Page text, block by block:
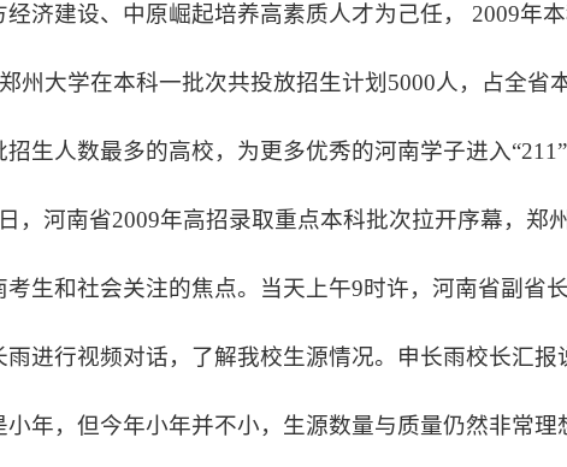
经济建设、中原崛起培养高素质人才为己任， 2009年
州大学在本科一批次共投放招生计划5000人，占全省
招生人数最多的高校，为更多优秀的河南学子进入
，河南省2009年高招录取重点本科批次拉开序幕，郑
考生和社会关注的焦点。当天上午9时许，河南省副省
雨进行视频对话，了解我校生源情况。申长雨校长汇报
小年，但今年小年并不小，生源数量与质量仍然非常